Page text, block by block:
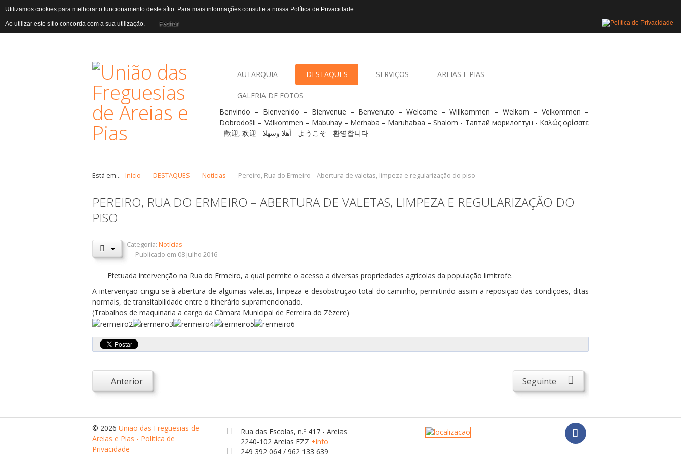
AUTARQUIA DESTAQUES SERVIÇOS AREIAS E PIAS
GALERIA DE FOTOS
Benvindo – Bienvenido – Bienvenue – Benvenuto – Welcome – Willkommen – Welkom – Velkommen –
Dobrodošli – Välkommen – Mabuhay – Merhaba – Maruhabaa – Shalom - Тавтай морилогтун - Καλώς ορίσατε
- 歡迎, 欢迎 - أهلا وسهلا - ようこそ - 환영합니다
Está em... Início - DESTAQUES - Notícias - Pereiro, Rua do Ermeiro – Abertura de valetas, limpeza e regularização do piso
PEREIRO, RUA DO ERMEIRO – ABERTURA DE VALETAS, LIMPEZA E REGULARIZAÇÃO DO
PISO
Categoria:Notícias
Publicado em 08 julho 2016
Efetuada intervenção na Rua do Ermeiro, a qual permite o acesso a diversas propriedades agrícolas da população limítrofe.
A intervenção cingiu-se à abertura de algumas valetas, limpeza e desobstrução total do caminho, permitindo assim a reposição das condições, ditas
normais, de transitabilidade entre o itinerário supramencionado.
(Trabalhos de maquinaria a cargo da Câmara Municipal de Ferreira do Zêzere)
Anterior Seguinte
© 2026 União das Freguesias de
Areias e Pias - Política de
Privacidade
Rua das Escolas, n.º 417 - Areias
2240-102 Areias FZZ +info
249 392 064 / 962 133 639
Utilizamos cookies para melhorar o funcionamento deste sítio. Para mais informações consulte a nossa Política de Privacidade.
Ao utilizar este sítio concorda com a sua utilização. Fechar